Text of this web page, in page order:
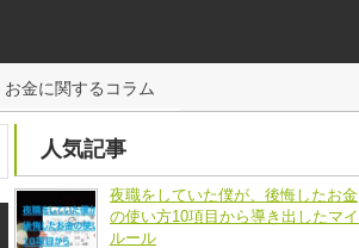
お金に関するコラム
人気記事
夜職をしていた僕が、後悔したお金
の使い方10項目から導き出したマイ
ルール